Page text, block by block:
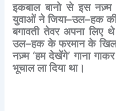
इकबाल बानो से इस नज़्म
युवाओं ने जिया–उल–हक
बगावती तेवर अपना लिए
उल–हक के फरमान के
नज़्म‘हम देखेंगे’ गाना गाकर
भूचाललादिया था।